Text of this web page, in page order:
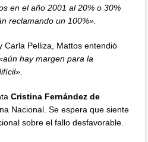
en el año 2001 al 20% o 30%
reclamando un 100%».
Carla Pelliza, Mattos entendió
hay margen para la
Cristina Fernández de
Nacional. Se espera que siente
sobre el fallo desfavorable.